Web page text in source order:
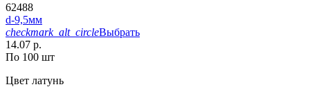
62488
d-9,5мм
checkmark_alt_circleВыбрать
14.07 р.
По 100 шт
Цвет латунь